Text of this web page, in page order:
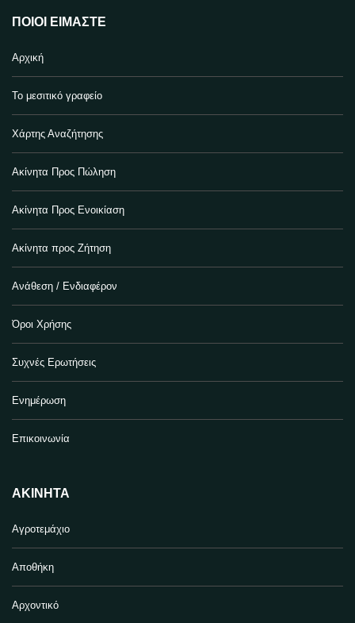
ΠΟΙΟΙ ΕΊΜΑΣΤΕ
Αρχική
Το μεσιτικό γραφείο
Χάρτης Αναζήτησης
Ακίνητα Προς Πώληση
Ακίνητα Προς Ενοικίαση
Ακίνητα προς Ζήτηση
Ανάθεση / Ενδιαφέρον
Όροι Χρήσης
Συχνές Ερωτήσεις
Ενημέρωση
Επικοινωνία
ΑΚΊΝΗΤΑ
Αγροτεμάχιο
Αποθήκη
Αρχοντικό